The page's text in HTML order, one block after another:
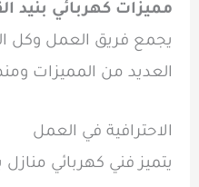
مميزات كهربائي بنيد
يجمع فريق العمل وكل
العديد من المميزات
الاحترافية في العمل
يتميز فني كهربائي منازل